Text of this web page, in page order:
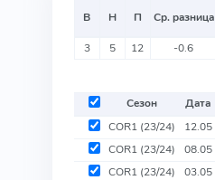
В Н П Ср. разница
3 5 12 -0.6
Сезон Дата
COR1 (23/24) 12.05
COR1 (23/24) 08.05
COR1 (23/24) 03.05